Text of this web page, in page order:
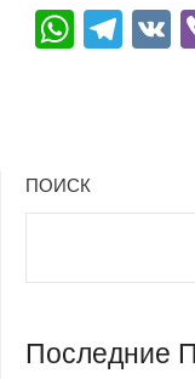
ПОИСК
Последние